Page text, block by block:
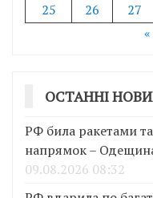
25
26 27
ОСТАННІ
РФ била ракетами
напрямок –
09.08.2026 08:32